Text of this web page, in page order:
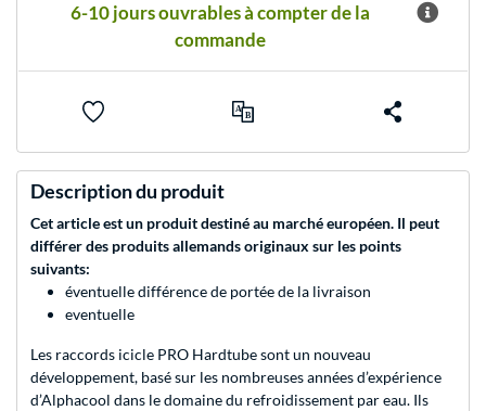
6-10 jours ouvrables à compter de la
commande
Description du produit
Cet article est un produit destiné au marché européen. Il peut
différer des produits allemands originaux sur les points
suivants:
éventuelle différence de portée de la livraison
eventuelle
Les raccords icicle PRO Hardtube sont un nouveau
développement, basé sur les nombreuses années d’expérience
d’Alphacool dans le domaine du refroidissement par eau. Ils